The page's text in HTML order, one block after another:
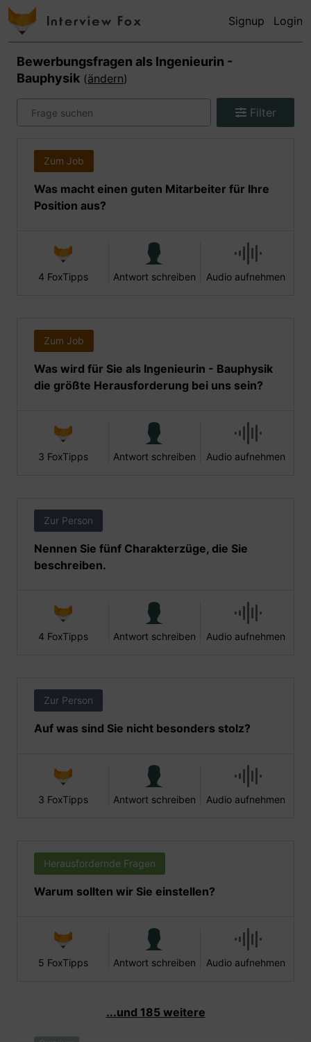
Signup Login
Bewerbungsfragen als Ingenieurin -
Bauphysik (ändern)
Filter
Zum Job
Was macht einen guten Mitarbeiter für Ihre
Position aus?
4 FoxTipps Antwort schreiben Audio aufnehmen
Zum Job
Was wird für Sie als Ingenieurin - Bauphysik
die größte Herausforderung bei uns sein?
3 FoxTipps Antwort schreiben Audio aufnehmen
Zur Person
Nennen Sie fünf Charakterzüge, die Sie
beschreiben.
4 FoxTipps Antwort schreiben Audio aufnehmen
Zur Person
Auf was sind Sie nicht besonders stolz?
3 FoxTipps Antwort schreiben Audio aufnehmen
Herausfordernde Fragen
Warum sollten wir Sie einstellen?
5 FoxTipps Antwort schreiben Audio aufnehmen
...und 185 weitere